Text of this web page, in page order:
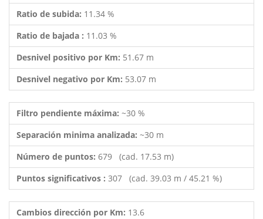
Ratio de subida: 11.34 %
Ratio de bajada : 11.03 %
Desnivel positivo por Km: 51.67 m
Desnivel negativo por Km: 53.07 m
Filtro pendiente máxima: ~30 %
Separación minima analizada: ~30 m
Número de puntos: 679 (cad. 17.53 m)
Puntos significativos : 307 (cad. 39.03 m / 45.21 %)
Cambios dirección por Km: 13.6